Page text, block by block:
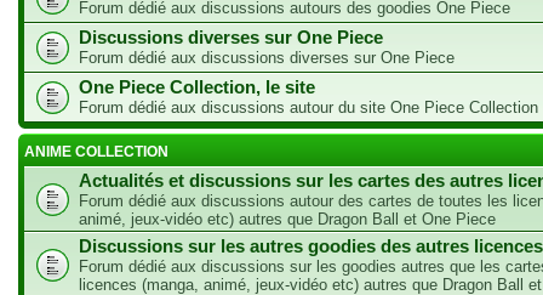
Forum dédié aux discussions autours des goodies One Piece
Discussions diverses sur One Piece
Forum dédié aux discussions diverses sur One Piece
One Piece Collection, le site
Forum dédié aux discussions autour du site One Piece Collection
ANIME COLLECTION
Actualités et discussions sur les cartes des autres
Forum dédié aux discussions autour des cartes de toutes les
animé, jeux-vidéo etc) autres que Dragon Ball et One Piece
Discussions sur les autres goodies des autres licences
Forum dédié aux discussions sur les goodies autres que les
licences (manga, animé, jeux-vidéo etc) autres que Dragon Ball